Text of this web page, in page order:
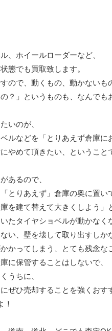
、ホイールローダーなど、
態でも買取致します。
ので、動くもの、動かないも
？」というものも、なんで
いのが、
ルなどを「とりあえず倉庫に
やめて頂きたい、ということ
あるので、
とりあえず」倉庫の奥に置い
を建て替えて大きくしよう」
たタイヤショベルが動かなく
い、壁を壊して取り出すしか
かってしまう、とても残念な
に保管することはしないで、
うちに、
ぜひ売却することを強くおす
！